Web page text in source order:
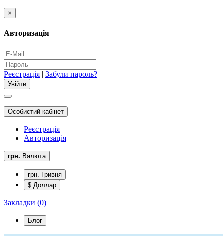
×
Авторизація
Реєстрація | Забули пароль?
Особистий кабінет
Реєстрація
Авторизація
грн. Валюта
грн. Гривня
$ Доллар
Закладки (0)
Блог